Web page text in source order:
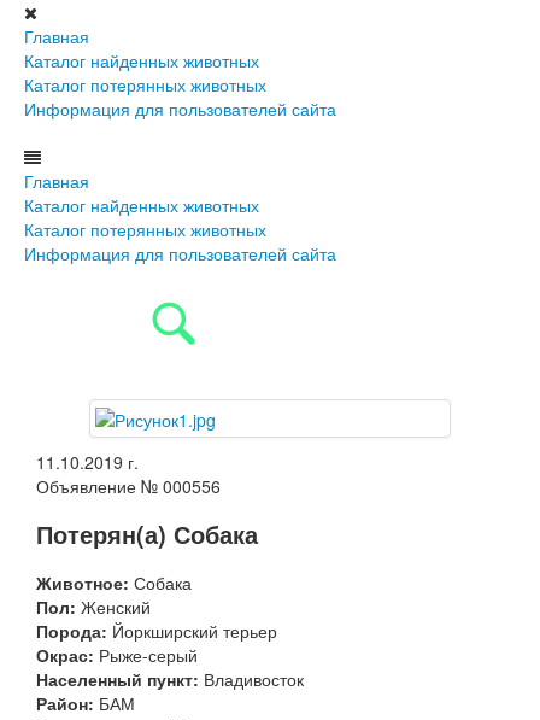
Главная
Каталог найденных животных
Каталог потерянных животных
Информация для пользователей сайта
Главная
Каталог найденных животных
Каталог потерянных животных
Информация для пользователей сайта
11.10.2019 г.
Объявление № 000556
Потерян(а) Собака
Животное: Собака
Пол: Женский
Порода: Йоркширский терьер
Окрас: Рыже-серый
Населенный пункт: Владивосток
Район: БАМ